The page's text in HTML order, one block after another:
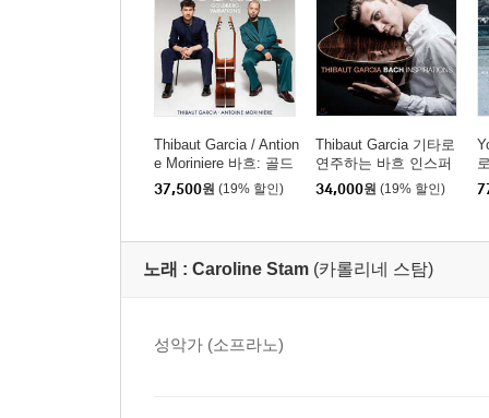
Thibaut Garcia / Antion
e Moriniere 바흐: 골드
베르크 변주곡 (Bach:
Goldberg Variations) [S
37,500원 (19% 할인)
Thibaut Garcia 기타로
연주하는 바흐 인스퍼
레이션 (Bach Inspiratio
ns) [UHQCD]
34,000원 (19% 할인)
노래 : Caroline Stam (카롤리네 스탐)
성악가 (소프라노)